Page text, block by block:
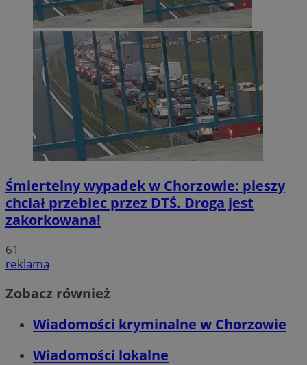
Śmiertelny wypadek w Chorzowie: pieszy
chciał przebiec przez DTŚ. Droga jest
zakorkowana!
61
reklama
Zobacz również
Wiadomości kryminalne w Chorzowie
Wiadomości lokalne